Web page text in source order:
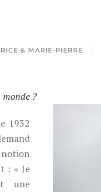
& MARIE-PIERRE
?
1932
: « Je
une